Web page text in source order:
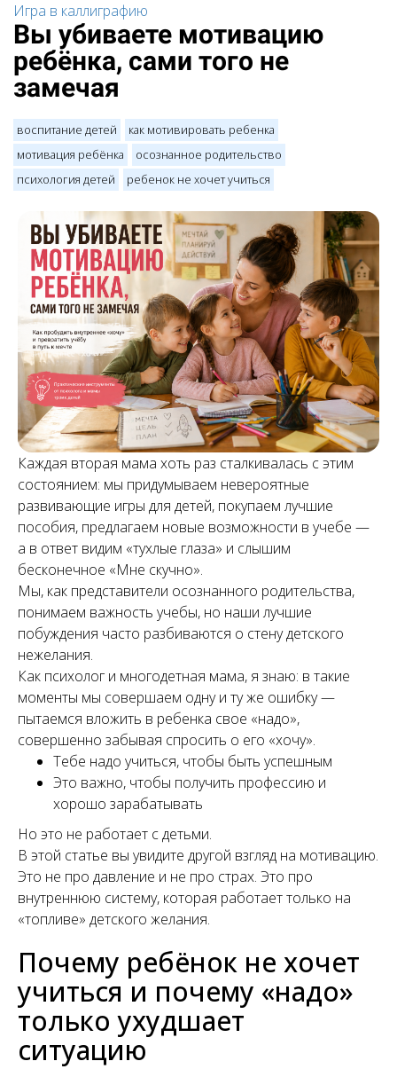
Игра в каллиграфию
Вы убиваете мотивацию
ребёнка, сами того не
замечая
воспитание детей
как мотивировать ребенка
мотивация ребёнка
осознанное родительство
психология детей
ребенок не хочет учиться
Каждая вторая мама хоть раз сталкивалась с этим
состоянием: мы придумываем невероятные
развивающие игры для детей, покупаем лучшие
пособия, предлагаем новые возможности в учебе —
а в ответ видим «тухлые глаза» и слышим
бесконечное «Мне скучно».
Мы, как представители осознанного родительства,
понимаем важность учебы, но наши лучшие
побуждения часто разбиваются о стену детского
нежелания.
Как психолог и многодетная мама, я знаю: в такие
моменты мы совершаем одну и ту же ошибку —
пытаемся вложить в ребенка свое «надо»,
совершенно забывая спросить о его «хочу».
Тебе надо учиться, чтобы быть успешным
Это важно, чтобы получить профессию и
хорошо зарабатывать
Но это не работает с детьми.
В этой статье вы увидите другой взгляд на мотивацию.
Это не про давление и не про страх. Это про
внутреннюю систему, которая работает только на
«топливе» детского желания.
Почему ребёнок не хочет
учиться и почему «надо»
только ухудшает
ситуацию